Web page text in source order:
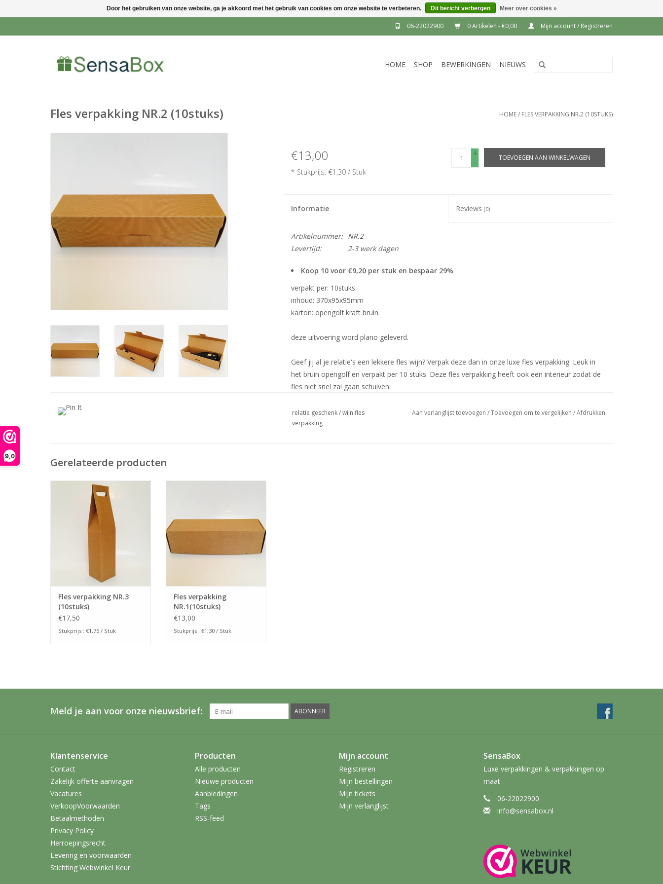
9,0
06-22022900 0 Artikelen - €0,00 Mijn account / Registreren
HOME SHOP BEWERKINGEN NIEUWS
Fles verpakking NR.2 (10stuks) HOME/ FLES VERPAKKING NR.2 (10STUKS)
€13,00
* Stukprijs: €1,30 / Stuk
+
-
TOEVOEGEN AAN WINKELWAGEN
Informatie Reviews(0)
Artikelnummer:
NR.2
Levertijd:
2-3 werk dagen
Koop 10 voor €9,20 per stuk en bespaar 29%
verpakt per: 10stuks
inhoud: 370x95x95mm
karton: opengolf kraft bruin.
deze uitvoering word plano geleverd.
Geef jij al je relatie's een lekkere fles wijn? Verpak deze dan in onze luxe fles verpakking. Leuk in
het bruin opengolf en verpakt per 10 stuks. Deze fles verpakking heeft ook een interieur zodat de
fles niet snel zal gaan schuiven.
Grotere hoeveelheden bestellen ? Dat is bij ons geen probleem!
relatie geschenk/wijn fles
verpakking
Aan verlanglijst toevoegen /Toevoegen om te vergelijken /Afdrukken
Gerelateerde producten
Een wijnfles als relatie geschenk
is altijd een leuk bedankje.
Verpak je wijnflessen in deze
leuke wijnfles verpakking.
standaard leverbaar in het
opengolf bruin en al vanaf 10
TOEVOEGEN AAN WINKELWAGEN
Fles verpakking NR.3
(10stuks)
€17,50
Stukprijs : €1,75 / Stuk
Fles verpakking
NR.1(10stuks)
€13,00
Stukprijs : €1,30 / Stuk
Meld je aan voor onze nieuwsbrief: ABONNEER
Klantenservice
Contact
Zakelijk offerte aanvragen
Vacatures
VerkoopVoorwaarden
Betaalmethoden
Privacy Policy
Herroepingsrecht
Levering en voorwaarden
Stichting Webwinkel Keur
Producten
Alle producten
Nieuwe producten
Aanbiedingen
Tags
RSS-feed
Mijn account
Registreren
Mijn bestellingen
Mijn tickets
Mijn verlanglijst
SensaBox
Luxe verpakkingen & verpakkingen op
maat
06-22022900
info@sensabox.nl
Door het gebruiken van onze website, ga je akkoord met het gebruik van cookies om onze website te verbeteren. Dit bericht verbergen Meer over cookies »